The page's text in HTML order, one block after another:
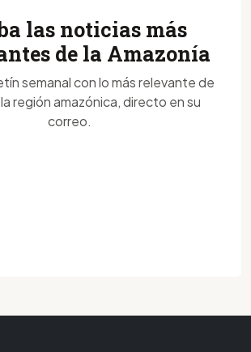
las noticias más
de la Amazonía
semanal con lo más relevante de
región amazónica, directo en su
correo.